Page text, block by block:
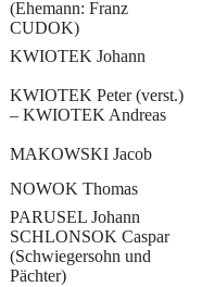
(Ehemann: Franz
CUDOK)
KWIOTEK Johann
KWIOTEK Peter (verst.)
– KWIOTEK Andreas
MAKOWSKI Jacob
NOWOK Thomas
PARUSEL Johann
SCHLONSOK Caspar
(Schwiegersohn und
Pächter)